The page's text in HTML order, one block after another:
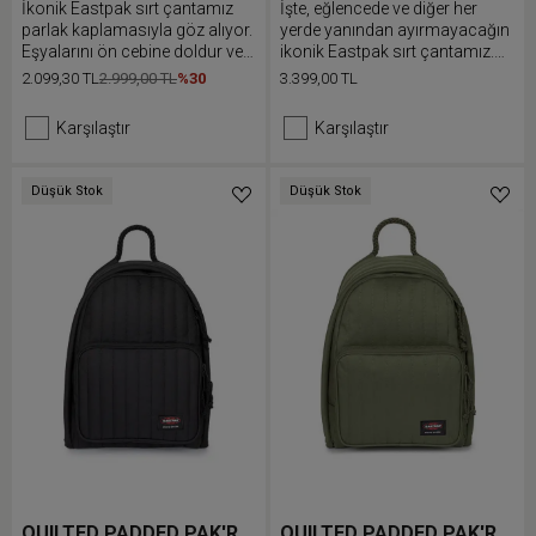
İkonik Eastpak sırt çantamız
parlak kaplamasıyla göz alıyor.
Eşyalarını ön cebine doldur ve
rahat bir şekilde taşımak için
2.099,30 TL 2.999,00 TL%30
Karşılaştır
İşte, eğlencede ve diğer her
yerde yanından ayırmayacağın
ikonik Eastpak sırt çantamız.
Eşyalarını ön cebine doldur ve
dolgulu omuz askılarını ayarla.
3.399,00 TL
Karşılaştır
Düşük Stok Düşük Stok